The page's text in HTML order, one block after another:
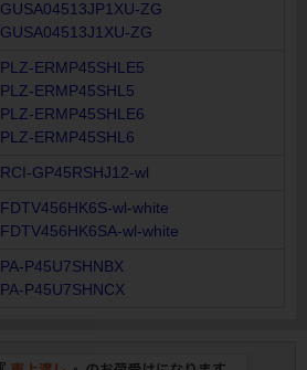
GUSA04513JP1XU-ZG
GUSA04513J1XU-ZG
PLZ-ERMP45SHLE5
PLZ-ERMP45SHL5
PLZ-ERMP45SHLE6
PLZ-ERMP45SHL6
RCI-GP45RSHJ12-wl
FDTV456HK6S-wl-white
FDTV456HK6SA-wl-white
PA-P45U7SHNBX
PA-P45U7SHNCX